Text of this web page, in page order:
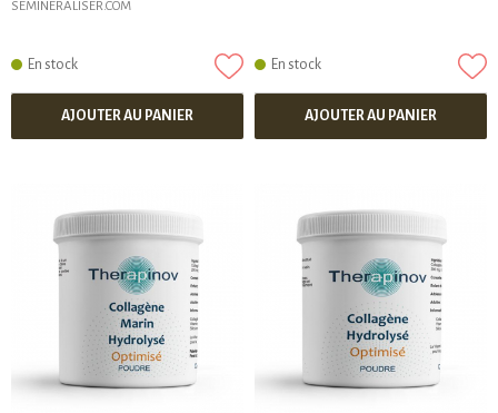
SEMINERALISER.COM
En stock
AJOUTER AU PANIER
En stock
AJOUTER AU PANIER